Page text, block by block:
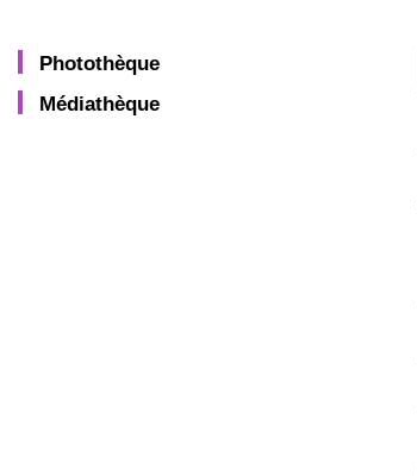
Photothèque
Médiathèque